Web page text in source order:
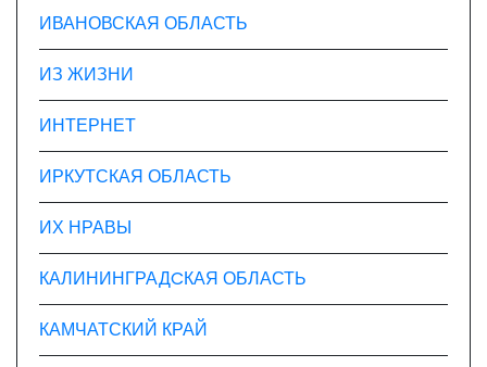
ИВАНОВСКАЯ ОБЛАСТЬ
ИЗ ЖИЗНИ
ИНТЕРНЕТ
ИРКУТСКАЯ ОБЛАСТЬ
ИХ НРАВЫ
КАЛИНИНГРАДCКАЯ ОБЛАСТЬ
КАМЧАТСКИЙ КРАЙ